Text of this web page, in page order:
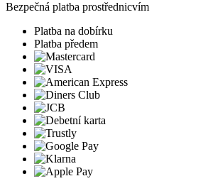
Bezpečná platba prostřednicvím
Platba na dobírku
Platba předem